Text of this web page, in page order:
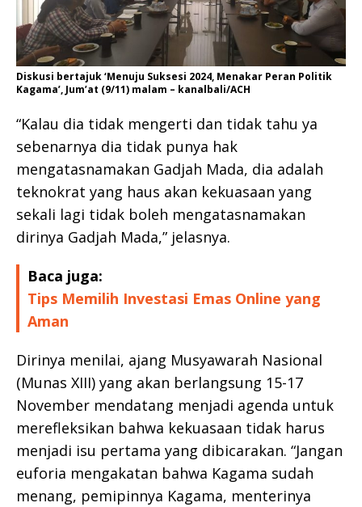
Diskusi bertajuk ‘Menuju Suksesi 2024, Menakar Peran Politik
Kagama’, Jum’at (9/11) malam – kanalbali/ACH
“Kalau dia tidak mengerti dan tidak tahu ya
sebenarnya dia tidak punya hak
mengatasnamakan Gadjah Mada, dia adalah
teknokrat yang haus akan kekuasaan yang
sekali lagi tidak boleh mengatasnamakan
dirinya Gadjah Mada,” jelasnya.
Baca juga:
Tips Memilih Investasi Emas Online yang
Aman
Dirinya menilai, ajang Musyawarah Nasional
(Munas XIII) yang akan berlangsung 15-17
November mendatang menjadi agenda untuk
merefleksikan bahwa kekuasaan tidak harus
menjadi isu pertama yang dibicarakan. “Jangan
euforia mengakatan bahwa Kagama sudah
menang, pemipinnya Kagama, menterinya